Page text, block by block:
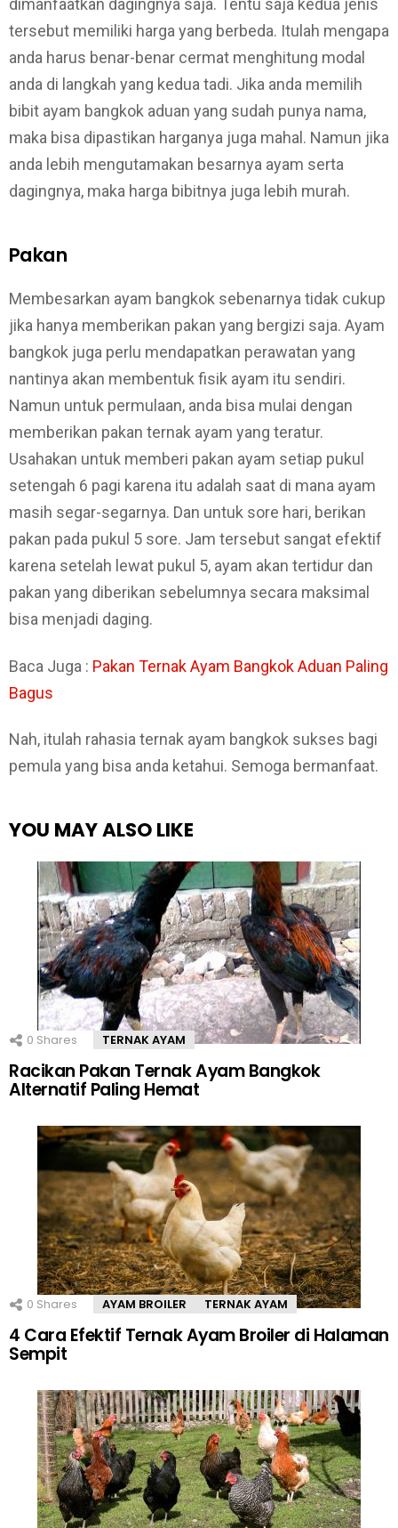
dimanfaatkan dagingnya saja. Tentu saja kedua jenis
tersebut memiliki harga yang berbeda. Itulah mengapa
anda harus benar-benar cermat menghitung modal
anda di langkah yang kedua tadi. Jika anda memilih
bibit ayam bangkok aduan yang sudah punya nama,
maka bisa dipastikan harganya juga mahal. Namun jika
anda lebih mengutamakan besarnya ayam serta
dagingnya, maka harga bibitnya juga lebih murah.
Pakan
Membesarkan ayam bangkok sebenarnya tidak cukup
jika hanya memberikan pakan yang bergizi saja. Ayam
bangkok juga perlu mendapatkan perawatan yang
nantinya akan membentuk fisik ayam itu sendiri.
Namun untuk permulaan, anda bisa mulai dengan
memberikan pakan ternak ayam yang teratur.
Usahakan untuk memberi pakan ayam setiap pukul
setengah 6 pagi karena itu adalah saat di mana ayam
masih segar-segarnya. Dan untuk sore hari, berikan
pakan pada pukul 5 sore. Jam tersebut sangat efektif
karena setelah lewat pukul 5, ayam akan tertidur dan
pakan yang diberikan sebelumnya secara maksimal
bisa menjadi daging.
Baca Juga : Pakan Ternak Ayam Bangkok Aduan Paling
Bagus
Nah, itulah rahasia ternak ayam bangkok sukses bagi
pemula yang bisa anda ketahui. Semoga bermanfaat.
YOU MAY ALSO LIKE
0 Shares TERNAK AYAM
Racikan Pakan Ternak Ayam Bangkok
Alternatif Paling Hemat
0 Shares AYAM BROILER TERNAK AYAM
4 Cara Efektif Ternak Ayam Broiler di Halaman
Sempit